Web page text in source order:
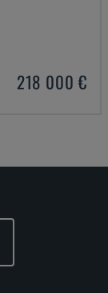
218 000 €